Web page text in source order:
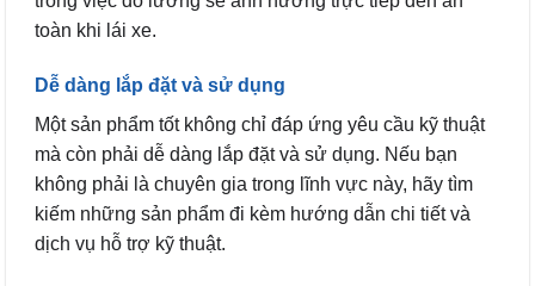
toàn khi lái xe.
Dễ dàng lắp đặt và sử dụng
Một sản phẩm tốt không chỉ đáp ứng yêu cầu kỹ thuật
mà còn phải dễ dàng lắp đặt và sử dụng. Nếu bạn
không phải là chuyên gia trong lĩnh vực này, hãy tìm
kiếm những sản phẩm đi kèm hướng dẫn chi tiết và
dịch vụ hỗ trợ kỹ thuật.